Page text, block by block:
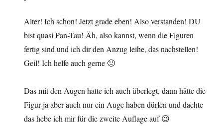
Alter! Ich schon! Jetzt grade eben! Also verstanden! DU
bist quasi Pan-Tau! Äh, also kannst, wenn die Figuren
fertig sind und ich dir den Anzug leihe, das nachstellen!
Geil! Ich helfe auch gerne 🙂
Das mit den Augen hatte ich auch überlegt, dann hätte die
Figur ja aber auch nur ein Auge haben dürfen und dachte
das hebe ich mir für die zweite Auflage auf 😉